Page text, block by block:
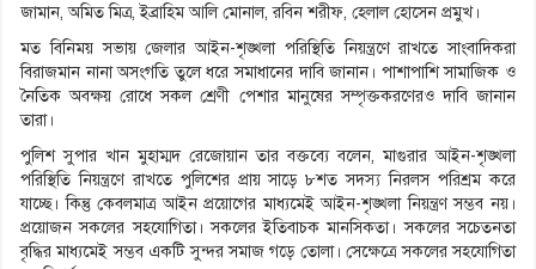
জামান, অমিত মিত্র, ইব্রাহিম আলি মোনাল, রবিন শরীফ, হেলাল হোসেন প্রমুখ।
মত বিনিময় সভায় জেলার আইন-শৃঙ্খলা পরিস্থিতি নিয়ন্ত্রণে রাখতে সাংবাদিকরা
বিরাজমান নানা অসংগতি তুলে ধরে সমাধানের দাবি জানান। পাশাপাশি সামাজিক ও
নৈতিক অবক্ষয় রোধে সকল শ্রেণী পেশার মানুষের সম্পৃক্তকরণেরও দাবি জানান
তারা।
পুলিশ সুপার খান মুহাম্মদ রেজোয়ান তার বক্তব্যে বলেন, মাগুরার আইন-শৃঙ্খলা
পরিস্থিতি নিয়ন্ত্রণে রাখতে পুলিশের প্রায় সাড়ে ৮শত সদস্য নিরলস পরিশ্রম করে
যাচ্ছে। কিন্তু কেবলমাত্র আইন প্রয়োগের মাধ্যমেই আইন-শৃঙ্খলা নিয়ন্ত্রণ সম্ভব নয়।
প্রয়োজন সকলের সহযোগিতা। সকলের ইতিবাচক মানসিকতা। সকলের সচেতনতা
বৃদ্ধির মাধ্যমেই সম্ভব একটি সুন্দর সমাজ গড়ে তোলা। সেক্ষেত্রে সকলের সহযোগিতা